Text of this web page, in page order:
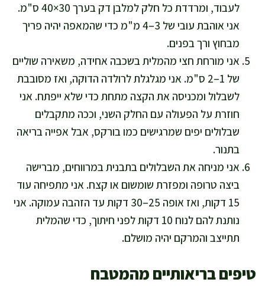
לעבוד, ומרדדת כל חלק למלבן דק בערך 30×40 ס"מ.
אני אוהבת עובי של 3–4 מ"מ כדי שהמאפה יהיה פריך
מבחוץ ורך בפנים.
אני מורחת חצי מהמלית בשכבה אחידה, משאירה שוליים
של 1–2 ס"מ. אני מגלגלת לרולדה הדוקה, ואז מסובבת
לשבלול ומכניסה את הקצה מתחת כדי שלא ייפתח. אני
חוזרת על הפעולה עם החלק השני, וככה מתקבלים
שבלולים יפים שמרגישים כמו בורקס, אבל אפייה בריאה
בתנור.
אני מניחה את השבלולים בתבנית במרווחים, מברישה
ביצה טרופה ומפזרת שומשום או קצח. אני מתפיחה עוד
15 דקות, ואז אופה 25–30 דקות עד הזהבה עמוקה. אני
נותנת להם לנוח 10 דקות לפני חיתוך, כדי שהמלית
תתייצב והמרקם יהיה מושלם.
טיפים בריאותיים מהמטבח